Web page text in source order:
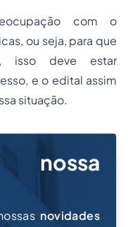
com o
ou seja, para que
isso deve estar
e o edital assim
situação.
novidades